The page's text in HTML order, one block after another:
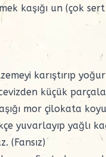
kaşığı un (çok
karıştırıp
küçük
mor çilokata
yuvarlayıp yağlı
(Fansız)